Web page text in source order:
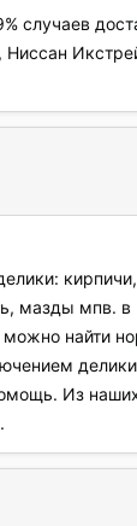
случаев
мазды мпв.
найти
Из